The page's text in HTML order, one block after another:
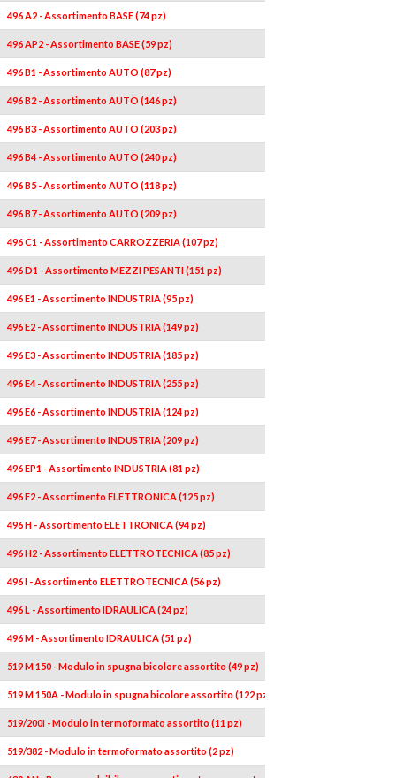
496 A2 - Assortimento BASE (74 pz)
496 AP2 - Assortimento BASE (59 pz)
496 B1 - Assortimento AUTO (87 pz)
496 B2 - Assortimento AUTO (146 pz)
496 B3 - Assortimento AUTO (203 pz)
496 B4 - Assortimento AUTO (240 pz)
496 B5 - Assortimento AUTO (118 pz)
496 B7 - Assortimento AUTO (209 pz)
496 C1 - Assortimento CARROZZERIA (107 pz)
496 D1 - Assortimento MEZZI PESANTI (151 pz)
496 E1 - Assortimento INDUSTRIA (95 pz)
496 E2 - Assortimento INDUSTRIA (149 pz)
496 E3 - Assortimento INDUSTRIA (185 pz)
496 E4 - Assortimento INDUSTRIA (255 pz)
496 E6 - Assortimento INDUSTRIA (124 pz)
496 E7 - Assortimento INDUSTRIA (209 pz)
496 EP1 - Assortimento INDUSTRIA (81 pz)
496 F2 - Assortimento ELETTRONICA (125 pz)
496 H - Assortimento ELETTRONICA (94 pz)
496 H2 - Assortimento ELETTROTECNICA (85 pz)
496 I - Assortimento ELETTROTECNICA (56 pz)
496 L - Assortimento IDRAULICA (24 pz)
496 M - Assortimento IDRAULICA (51 pz)
519 M 150 - Modulo in spugna bicolore assortito (49 pz)
519 M 150A - Modulo in spugna bicolore assortito (122 pz)
519/200I - Modulo in termoformato assortito (11 pz)
519/382 - Modulo in termoformato assortito (2 pz)